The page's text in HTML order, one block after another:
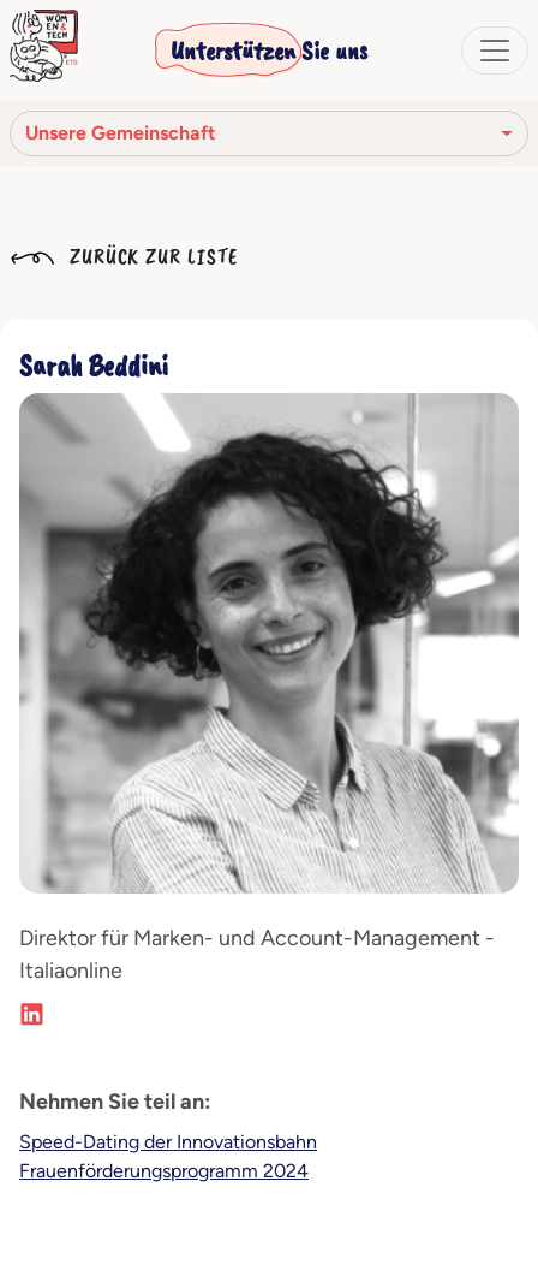
Unterstützen Sie uns
Unsere Gemeinschaft
Unsere Geschichte
Unser Netzwerk
Unsere Gemeinschaft
ZURÜCK ZUR LISTE
Sarah Beddini
Direktor für Marken- und Account-Management -
Italiaonline
Nehmen Sie teil an:
Speed-Dating der Innovationsbahn
Frauenförderungsprogramm 2024